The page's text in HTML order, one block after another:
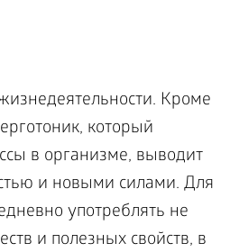
Кроме
который
в организме, выводит
и новыми силами. Для
употреблять не
и полезных свойств, в